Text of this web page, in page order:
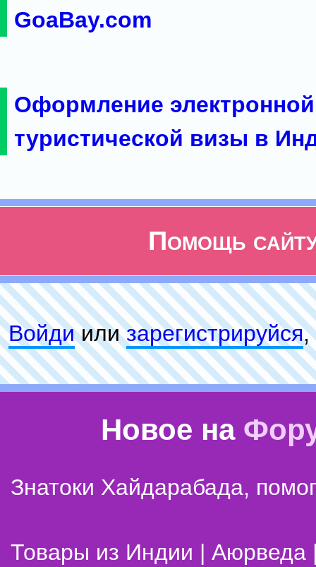
GoaBay.com
Оформление электронной
туристической визы в
Помощь
Войдиилизарeгиcтpируйся,
Новое на
Знатоки Хайдарабада,
Товары из Индии | Аюрведа